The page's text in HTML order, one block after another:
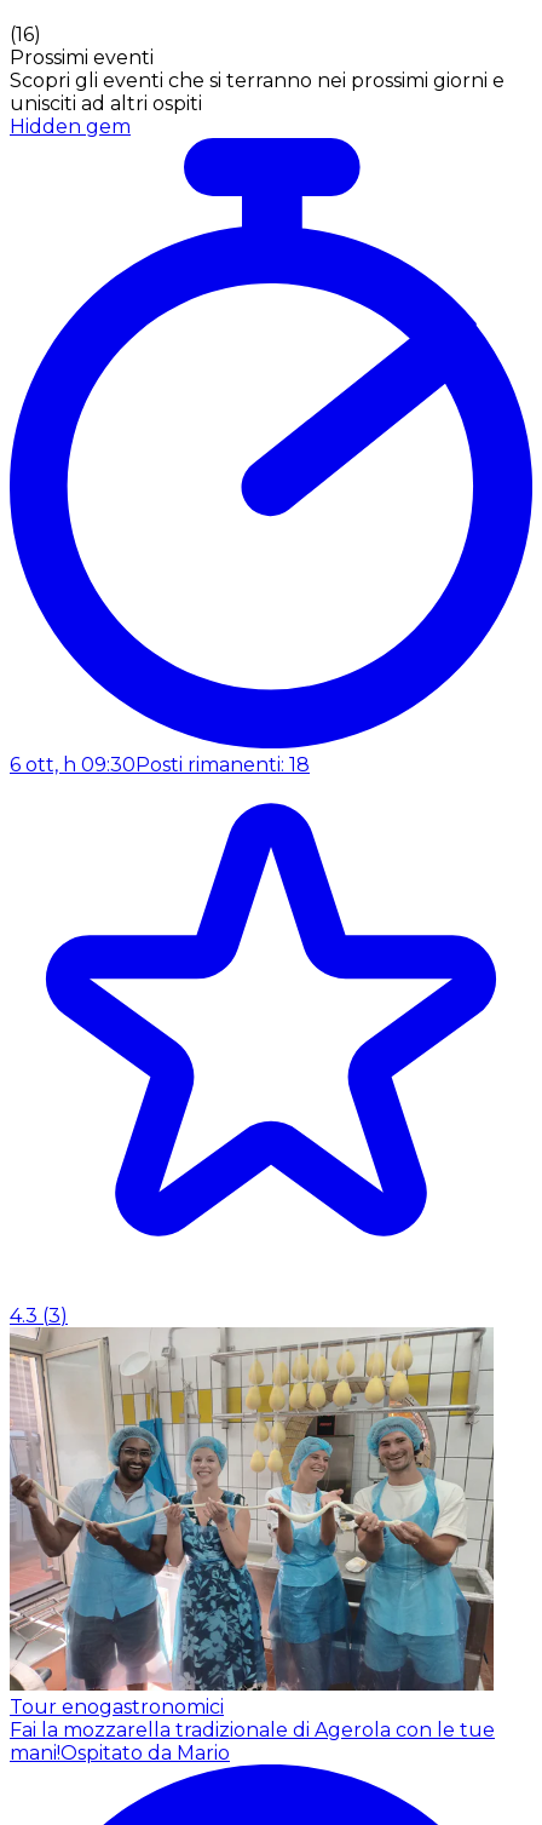
(16)
Prossimi eventi
Scopri gli eventi che si terranno nei prossimi giorni e
unisciti ad altri ospiti
Hidden gem
6 ott, h 09:30 Posti rimanenti: 18
4.3 (3)
Tour enogastronomici
Fai la mozzarella tradizionale di Agerola con le tue
mani!Ospitato da Mario